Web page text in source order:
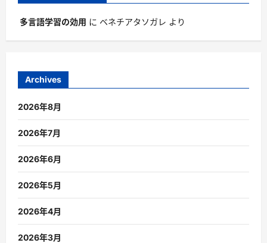
多言語学習の効用 に ベネチアタソガレ より
Archives
2026年8月
2026年7月
2026年6月
2026年5月
2026年4月
2026年3月